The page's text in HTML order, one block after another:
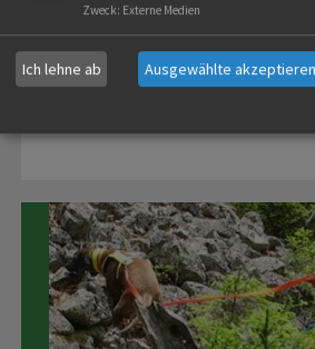
überhaupt zuzubereiten ... "WILD
Zweck: Externe Medien
Ich lehne ab Ausgewählte akzeptieren